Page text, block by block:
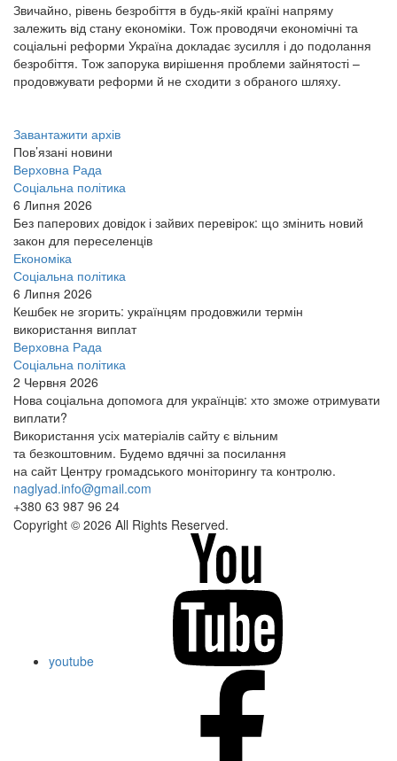
Звичайно, рівень безробіття в будь-якій країні напряму
залежить від стану економіки. Тож проводячи економічні та
соціальні реформи Україна докладає зусилля і до подолання
безробіття. Тож запорука вирішення проблеми зайнятості –
продовжувати реформи й не сходити з обраного шляху.
Завантажити архів
Пов’язані новини
Верховна Рада
Соціальна політика
6 Липня 2026
Без паперових довідок і зайвих перевірок: що змінить новий
закон для переселенців
Економіка
Соціальна політика
6 Липня 2026
Кешбек не згорить: українцям продовжили термін
використання виплат
Верховна Рада
Соціальна політика
2 Червня 2026
Нова соціальна допомога для українців: хто зможе отримувати
виплати?
Використання усіх матеріалів сайту є вільним
та безкоштовним. Будемо вдячні за посилання
на сайт Центру громадського моніторингу та контролю.
naglyad.info@gmail.com
+380 63 987 96 24
Copyright © 2026 All Rights Reserved.
youtube